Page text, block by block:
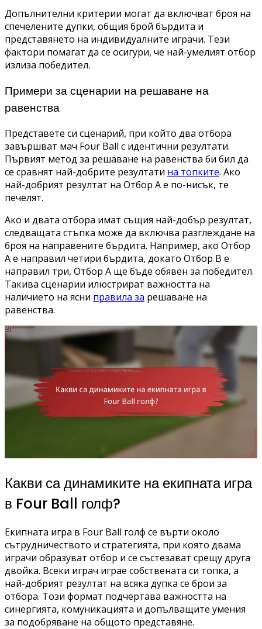
Допълнителни критерии могат да включват броя на
спечелените дупки, общия брой бърдита и
представянето на индивидуалните играчи. Тези
фактори помагат да се осигури, че най-умелият отбор
излиза победител.
Примери за сценарии на решаване на
равенства
Представете си сценарий, при който два отбора
завършват мач Four Ball с идентични резултати.
Първият метод за решаване на равенства би бил да
се сравнят най-добрите резултати на топките. Ако
най-добрият резултат на Отбор A е по-нисък, те
печелят.
Ако и двата отбора имат същия най-добър резултат,
следващата стъпка може да включва разглеждане на
броя на направените бърдита. Например, ако Отбор
A е направил четири бърдита, докато Отбор B е
направил три, Отбор A ще бъде обявен за победител.
Такива сценарии илюстрират важността на
наличието на ясни правила за решаване на
равенства.
Какви са динамиките на екипната игра
в Four Ball голф?
Екипната игра в Four Ball голф се върти около
сътрудничеството и стратегията, при която двама
играчи образуват отбор и се състезават срещу друга
двойка. Всеки играч играе собствената си топка, а
най-добрият резултат на всяка дупка се брои за
отбора. Този формат подчертава важността на
синергията, комуникацията и допълващите умения
за подобряване на общото представяне.